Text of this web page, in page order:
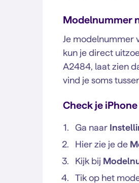
Modelnummer
Je modelnummer
kun je direct
A2484, laat zien
vind je soms
Check je
Ga naar
Hier zie je de
Kijk bij
Tik op het